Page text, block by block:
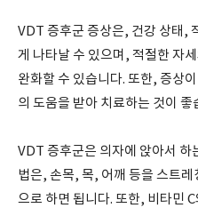
VDT 증후군 증상은, 건강 상태,
게 나타날 수 있으며, 적절한 자
완화할 수 있습니다. 또한, 증상
의 도움을 받아 치료하는 것이 좋
VDT 증후군은 의자에 앉아서 하
법은, 손목, 목, 어깨 등을 스트
으로 하면 됩니다. 또한, 비타민